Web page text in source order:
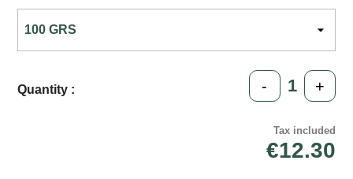
Quantity : - +
Tax included
€12.30